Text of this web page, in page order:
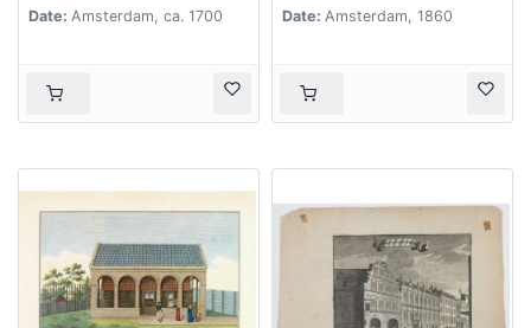
Date: Amsterdam, ca. 1700
Date: Amsterdam, 1860